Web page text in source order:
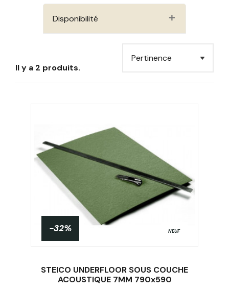
Disponibilité
Il y a 2 produits.
-32% NEUF
STEICO UNDERFLOOR SOUS COUCHE
ACOUSTIQUE 7MM 790x590